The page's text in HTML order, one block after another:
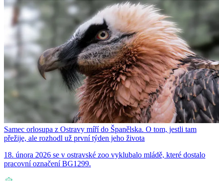
Samec orlosupa z Ostravy míří do Španělska. O tom, jestli tam
přežije, ale rozhodl už první týden jeho života
18. února 2026 se v ostravské zoo vyklubalo mládě, které dostalo
pracovní označení BG1299.